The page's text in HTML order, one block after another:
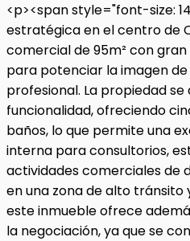
<p><span style="font-size:
estratégica en el centro de
comercial de 95m² con
para potenciar la imagen
profesional. La propiedad
funcionalidad, ofreciendo
baños, lo que permite una
interna para consultorios,
actividades comerciales de
en una zona de alto tránsito
este inmueble ofrece
la negociación, ya que se